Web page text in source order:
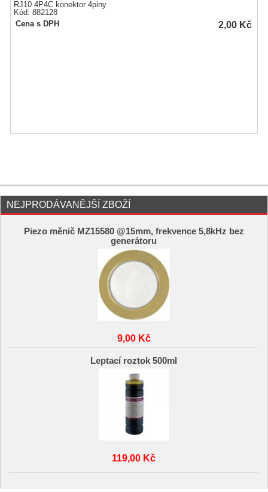
RJ10 4P4C konektor 4piny
Kód: 882128
Cena s DPH
2,00 Kč
NEJPRODÁVANĚJŠÍ ZBOŽÍ
Piezo měnič MZ15580 @15mm, frekvence 5,8kHz bez
generátoru
9,00 Kč
Leptací roztok 500ml
119,00 Kč